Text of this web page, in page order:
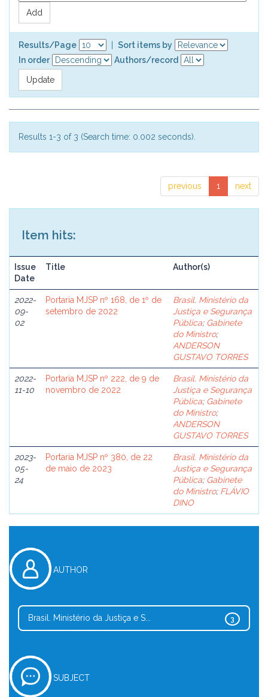
Results/Page
Sort items by
In order
Authors/record
Results 1-3 of 3 (Search time: 0.002 seconds).
previous 1 next
Item hits:
Issue
Date
Title Author(s)
2022-
09-
02
Portaria MJSP nº 168, de 1º de
setembro de 2022
Brasil. Ministério da
Justiça e Segurança
Pública; Gabinete
do Ministro;
ANDERSON
GUSTAVO TORRES
2022-
11-10
Portaria MJSP nº 222, de 9 de
novembro de 2022
Brasil. Ministério da
Justiça e Segurança
Pública; Gabinete
do Ministro;
ANDERSON
GUSTAVO TORRES
2023-
05-
24
Portaria MJSP nº 380, de 22
de maio de 2023
Brasil. Ministério da
Justiça e Segurança
Pública; Gabinete
do Ministro; FLÁVIO
DINO
AUTHOR
3
Brasil. Ministério da Justiça e S...
SUBJECT